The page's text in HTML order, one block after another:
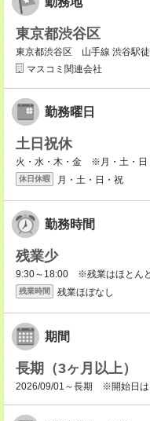
東京都渋谷区
東京都渋谷区 山手線 渋谷駅
マスコミ関連会社
勤務曜日
土日祝休
火・水・木・金 ※月・土・日
休日休暇 月・土・日・祝
勤務時間
残業少
9:30～18:00 ※残業はほとん
残業時間 残業ほぼなし
期間
長期（3ヶ月以上）
2026/09/01～長期 ※開始日